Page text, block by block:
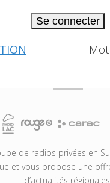
Se connecter
de radios privées en
et vous propose une
d’actualités régionales.